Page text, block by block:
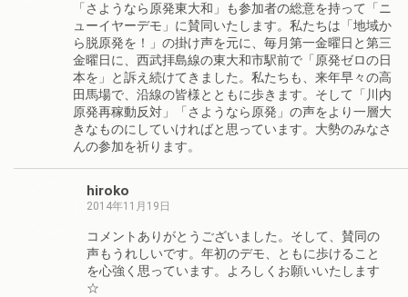
「さようなら原発東大和」も参加者の総意を持って「ニ
ューイヤーデモ」に賛同いたします。私たちは「地域か
ら脱原発を！」の掛け声を元に、毎月第一金曜日と第三
金曜日に、西武拝島線の東大和市駅前で「原発ゼロの日
本を」と訴え続けてきました。私たちも、来年早々の高
田馬場で、沿線の皆様とともに歩きます。そして「川内
原発再稼動反対」「さようなら原発」の声をより一層大
きなものにしていければと思っています。大勢のみなさ
んの参加を祈ります。
hiroko
2014年11月19日
コメントありがとうございました。そして、賛同の
声もうれしいです。年初のデモ、ともに歩けること
を心強く思っています。よろしくお願いいたします
☆